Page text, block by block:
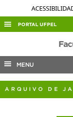
PORTAL UFPEL
ACESSO À
AUDITORIA
COBALTO
CONCURSOS
MENU
ARQUIVO DE